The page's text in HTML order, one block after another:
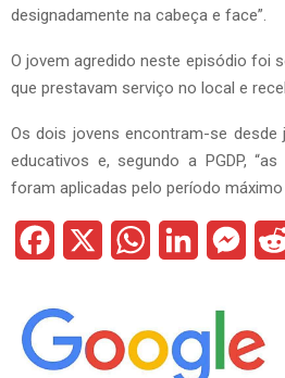
designadamente na cabeça e face”.
O jovem agredido neste episódio foi
que prestavam serviço no local e
Os dois jovens encontram-se
educativos e, segundo a PGDP,
foram aplicadas pelo período máximo
c
e
t
k
M
s